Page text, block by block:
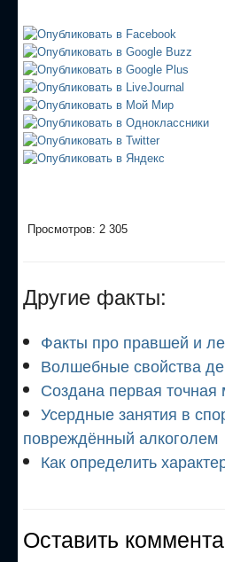
Просмотров: 2 305
Другие факты:
Факты про правшей и
Волшебные свойства
Создана первая точная
Усердные занятия в
повреждённый алкоголем
Как определить
Оставить